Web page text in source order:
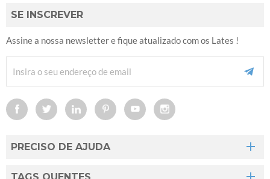
SE INSCREVER
Assine a nossa newsletter e fique atualizado com os Lates !
PRECISO DE AJUDA